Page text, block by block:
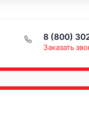
8 (800)
Заказать